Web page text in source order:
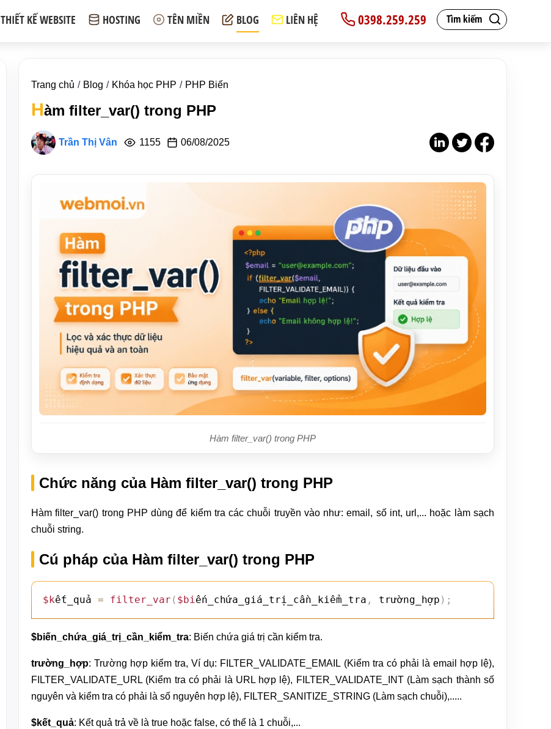
Tìm kiếm
0398.259.259
THIẾT KẾ WEBSITE HOSTING TÊN MIỀN BLOG LIÊN HỆ
Trang chủ Blog Khóa học PHP PHP Biến
Hàm filter_var() trong PHP
Trần Thị Vân 1155 06/08/2025
Hàm filter_var() trong PHP
Chức năng của Hàm filter_var() trong PHP
Hàm filter_var() trong PHP dùng để kiểm tra các chuỗi truyền vào như: email, số int, url,... hoặc làm sạch
chuỗi string.
Cú pháp của Hàm filter_var() trong PHP
$kết_quả = filter_var ( $biến_chứa_giá_trị_cần_kiểm_tra , trường_hợp ) ;
$biến_chứa_giá_trị_cần_kiểm_tra: Biến chứa giá trị cần kiểm tra.
trường_hợp: Trường hợp kiểm tra, Ví dụ: FILTER_VALIDATE_EMAIL (Kiểm tra có phải là email hợp lệ),
FILTER_VALIDATE_URL (Kiểm tra có phải là URL hợp lệ), FILTER_VALIDATE_INT (Làm sạch thành số
nguyên và kiểm tra có phải là số nguyên hợp lệ), FILTER_SANITIZE_STRING (Làm sạch chuỗi),.....
$kết_quả: Kết quả trả về là true hoặc false, có thể là 1 chuỗi,...